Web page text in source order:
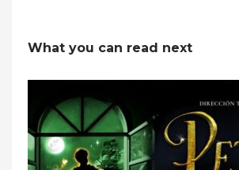
What you can read next